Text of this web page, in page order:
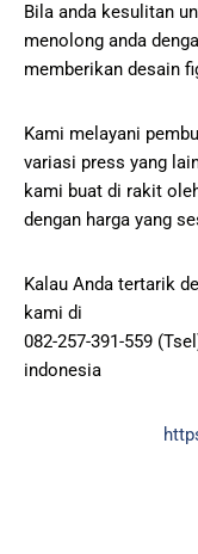
Bila anda kesulitan
menolong anda
memberikan desain
Kami melayani
variasi press yang
kami buat di rakit
dengan harga yang
Kalau Anda tertarik
kami di
082-257-391-559
indonesia